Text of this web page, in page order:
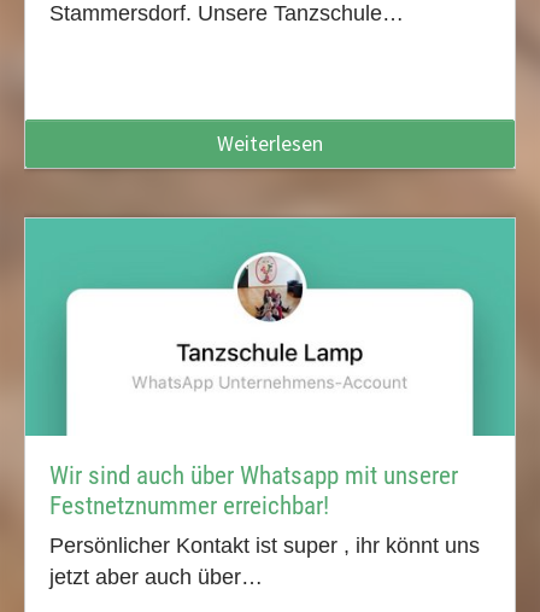
Stammersdorf. Unsere Tanzschule…
Weiterlesen
Wir sind auch über Whatsapp mit unserer
Festnetznummer erreichbar!
Persönlicher Kontakt ist super , ihr könnt uns
jetzt aber auch über…